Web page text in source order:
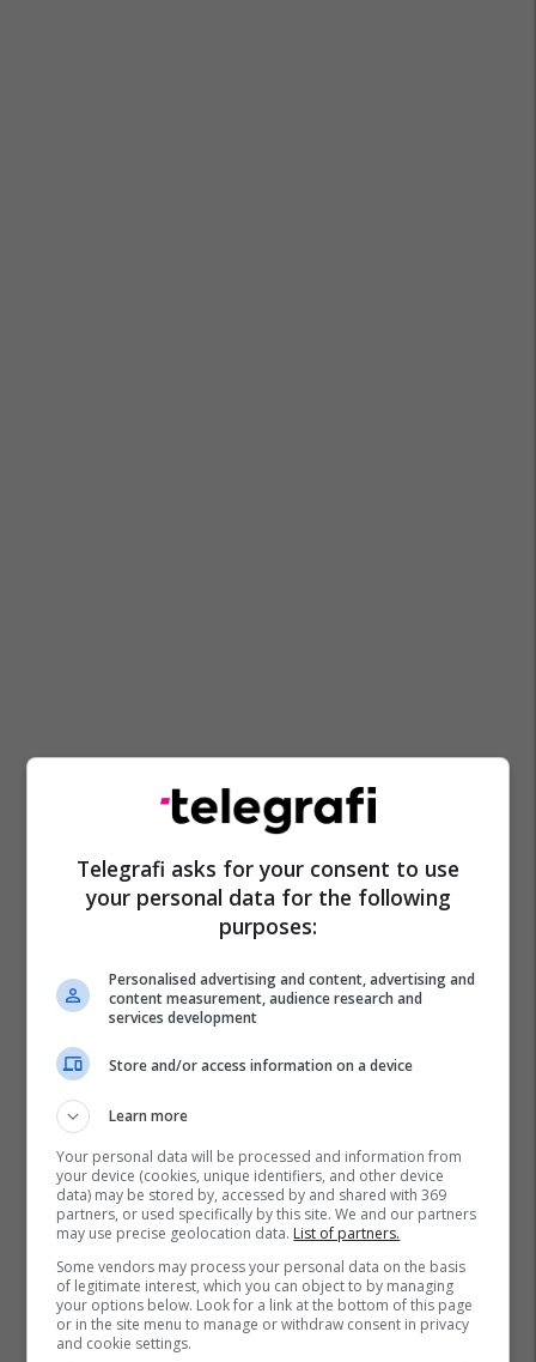
Ramush Haradinaj Mentor Tolaj
Peja Lokale
Komuna E Deçanit
Telegrafi asks for your consent to use
your personal data for the following
purposes:
Personalised advertising and content, advertising and
content measurement, audience research and
services development
Store and/or access information on a device
Learn more
Your personal data will be processed and information from
your device (cookies, unique identifiers, and other device
data) may be stored by, accessed by and shared with 369
partners, or used specifically by this site. We and our partners
may use precise geolocation data. List of partners.
Some vendors may process your personal data on the basis
of legitimate interest, which you can object to by managing
your options below. Look for a link at the bottom of this page
or in the site menu to manage or withdraw consent in privacy
and cookie settings.